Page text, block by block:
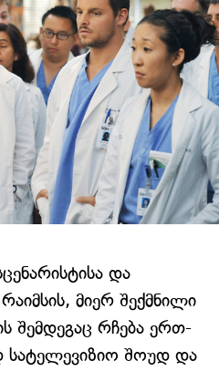
და
მიერ შექმნილი
შემდეგაც რჩება ერთ-
სატელევიზიო შოუდ და